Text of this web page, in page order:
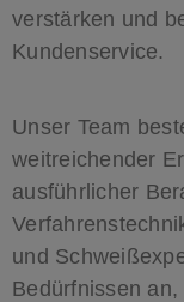
verstärken und
Kundenservice.
Unser Team
weitreichender
ausführlicher
und
Bedürfnissen